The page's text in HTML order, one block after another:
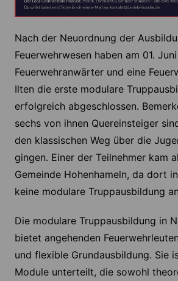
Nach der Neuordnung der
Feuerwehrwesen haben am 01.
Feuerwehranwärter und eine
Ilten die erste modulare
erfolgreich abgeschlossen.
sechs von ihnen Quereinsteiger
den klassischen Weg über die
gingen. Einer der Teilnehmer kam
Gemeinde Hohenhameln, da dort
keine modulare Truppausbildung
Die modulare Truppausbildung in
bietet angehenden
und flexible Grundausbildung. Sie
Module unterteilt, die sowohl